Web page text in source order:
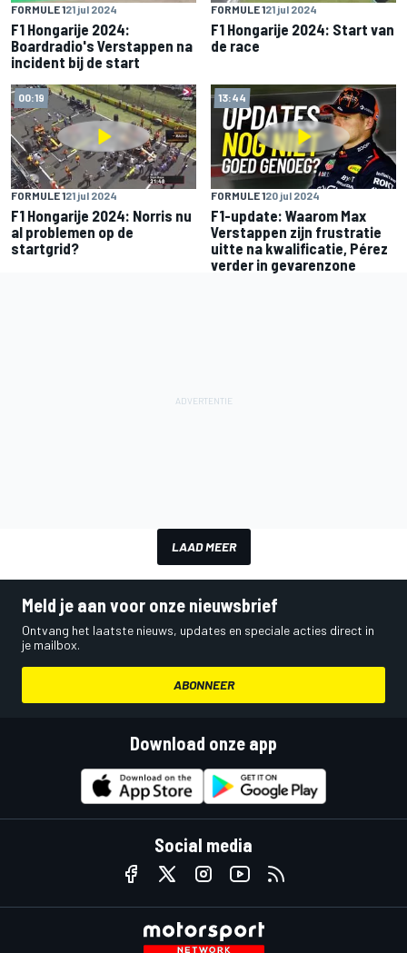
FORMULE 121 jul 2024
F1 Hongarije 2024:
Boardradio's Verstappen na
incident bij de start
FORMULE 121 jul 2024
F1 Hongarije 2024: Start van
de race
00:19
FORMULE 121 jul 2024
F1 Hongarije 2024: Norris nu
al problemen op de
startgrid?
13:44
FORMULE 120 jul 2024
F1-update: Waarom Max
Verstappen zijn frustratie
uitte na kwalificatie, Pérez
verder in gevarenzone
LAAD MEER
Meld je aan voor onze nieuwsbrief
Ontvang het laatste nieuws, updates en speciale acties direct in
je mailbox.
ABONNEER
Download onze app
Social media